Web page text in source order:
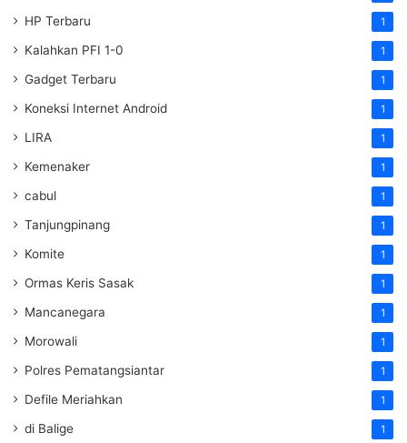
HP Terbaru 1
Kalahkan PFI 1-0 1
Gadget Terbaru 1
Koneksi Internet Android 1
LIRA 1
Kemenaker 1
cabul 1
Tanjungpinang 1
Komite 1
Ormas Keris Sasak 1
Mancanegara 1
Morowali 1
Polres Pematangsiantar 1
Defile Meriahkan 1
di Balige 1